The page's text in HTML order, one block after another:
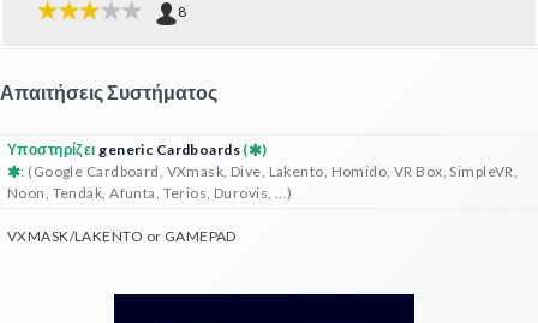
8
Απαιτήσεις Συστήματος
Υποστηρίζειgeneric Cardboards (
)
: (Google Cardboard, VXmask, Dive, Lakento, Homido, VR Box, SimpleVR,
Noon, Tendak, Afunta, Terios, Durovis, ...)
VXMASK/LAKENTO or GAMEPAD